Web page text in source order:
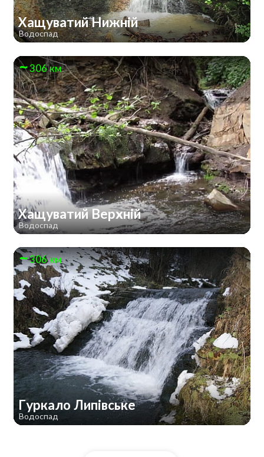
Хащуватий Нижній
Водоспад
306 км
Хащуватий Верхній
Водоспад
306 км
Гуркало Липівське
Водоспад